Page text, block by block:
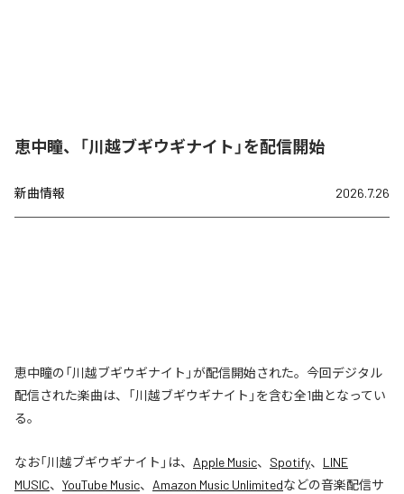
恵中瞳、「川越ブギウギナイト」を配信開始
新曲情報 2026.7.26
恵中瞳の「川越ブギウギナイト」が配信開始された。今回デジタル
配信された楽曲は、「川越ブギウギナイト」を含む全1曲となってい
る。
なお「川越ブギウギナイト 」は、 Apple Music、 Spotify、 LINE
MUSIC、 YouTube Music、 Amazon Music Unlimitedなどの音楽配信サ